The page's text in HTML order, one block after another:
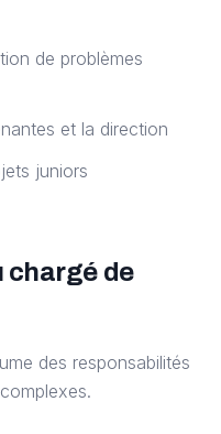
de problèmes
et la direction
juniors
chargé de
des responsabilités